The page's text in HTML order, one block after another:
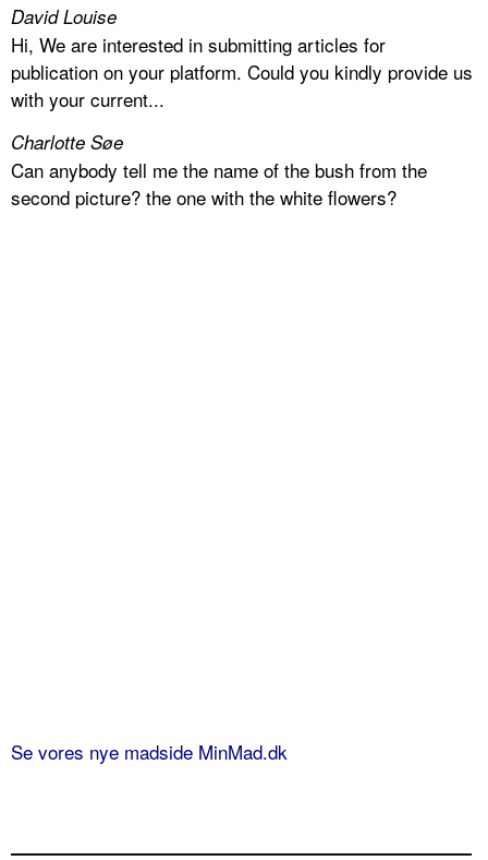
David Louise
Hi, We are interested in submitting articles for
publication on your platform. Could you kindly provide us
with your current...
Charlotte Søe
Can anybody tell me the name of the bush from the
second picture? the one with the white flowers?
Se vores nye madside MinMad.dk